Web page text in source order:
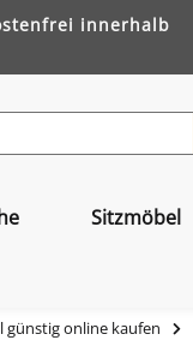
innerhalb
Sitzmöbel
günstig online kaufen